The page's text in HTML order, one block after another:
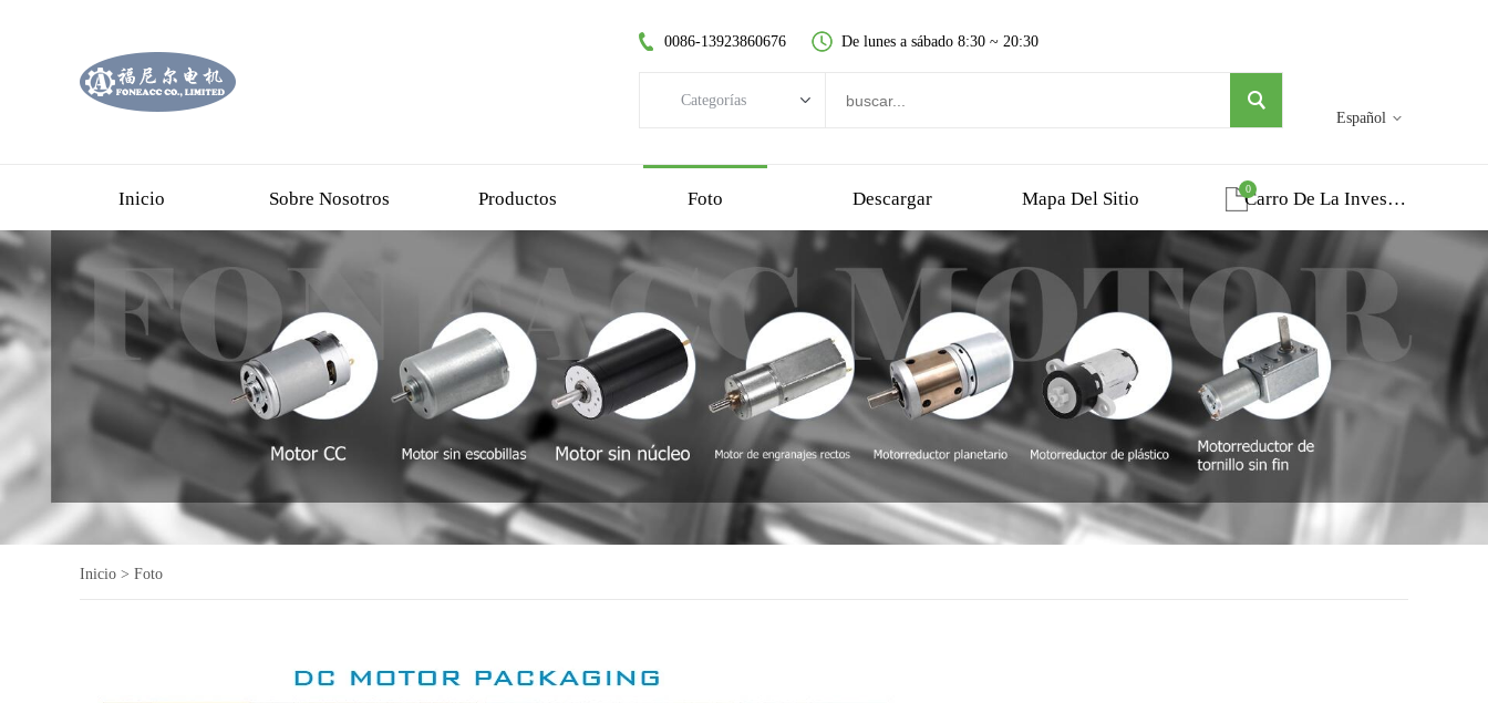
Español
0086-13923860676 De lunes a sábado 8:30 ~ 20:30
Categorías
motor dc cepillado
motor sin escobillas sin núcleo
motorreductor planetario
motorreductor de plastico
motorreductor de gusano
Inicio Sobre Nosotros Productos Foto Descargar Mapa Del Sitio Carro De La Investigacion
0
Inicio > Foto